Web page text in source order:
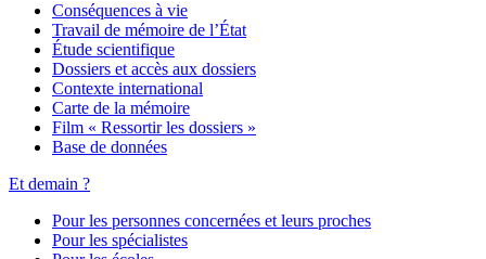
Conséquences à vie
Travail de mémoire de l’État
Étude scientifique
Dossiers et accès aux dossiers
Contexte international
Carte de la mémoire
Film « Ressortir les dossiers »
Base de données
Et demain ?
Pour les personnes concernées et leurs proches
Pour les spécialistes